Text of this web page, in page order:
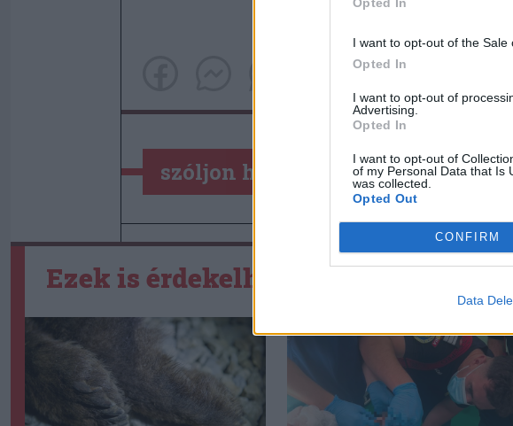
I want to opt-out of the Sale
Opted In
I want to opt-out of
Advertising.
Opted In
I want to opt-out of
of my Personal Data that Is
was collected.
Opted Out
CONFIRM
Data
szóljon hozzá!
Ezek is érdekelhetik